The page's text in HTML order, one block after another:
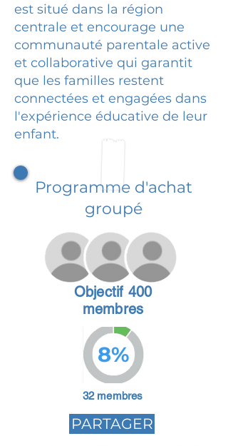
est situé dans la région
centrale et encourage une
communauté parentale active
et collaborative qui garantit
que les familles restent
connectées et engagées dans
l'expérience éducative de leur
enfant.
Programme d'achat
groupé
Objectif 400
membres
8%
32 membres
PARTAGER